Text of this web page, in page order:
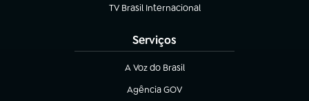
TV Brasil Internacional
(abre em nova aba)
Serviços
A Voz do Brasil
(abre em nova aba)
Agência GOV
(abre em nova aba)